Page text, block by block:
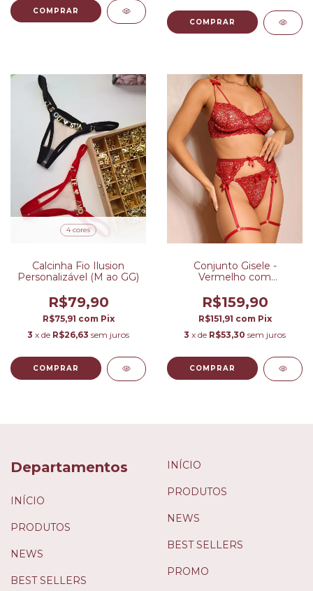
COMPRAR
COMPRAR
4 cores
Calcinha Fio Ilusion
Personalizável (M ao GG)
R$79,90
R$75,91 com Pix
3 x de R$26,63 sem juros
COMPRAR
Conjunto Gisele -
Vermelho com
R$159,90
R$151,91 com Pix
3 x de R$53,30 sem juros
COMPRAR
Departamentos
INÍCIO
PRODUTOS
NEWS
BEST SELLERS
INÍCIO
PRODUTOS
NEWS
BEST SELLERS
PROMO